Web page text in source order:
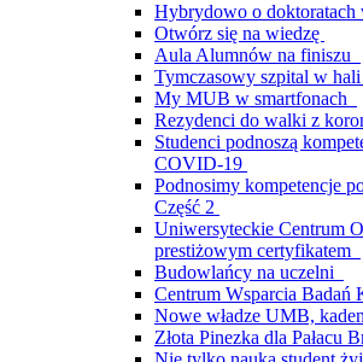
Hybrydowo o doktoratach
Otwórz się na wiedzę
Aula Alumnów na finiszu
Tymczasowy szpital w
My MUB w smartfonach
Rezydenci do walki z
Studenci podnoszą
COVID-19
Podnosimy kompetencje
Część 2
Uniwersyteckie Centrum
prestiżowym certyfikatem
Budowlańcy na uczelni
Centrum Wsparcia
Nowe władze UMB,
Złota Pinezka dla Pałacu